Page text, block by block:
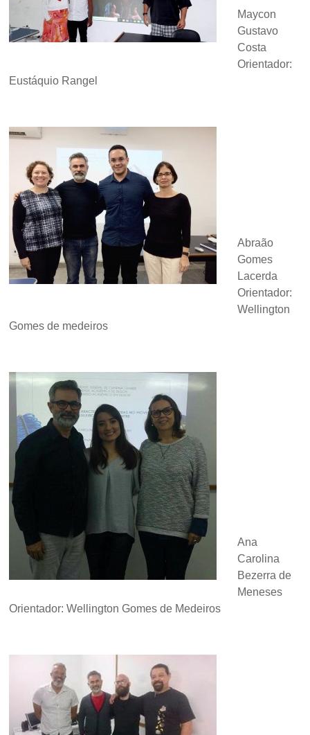
Maycon
Gustavo
Costa
Orientador:
Eustáquio Rangel
Abraão
Gomes
Lacerda
Orientador:
Wellington
Gomes de medeiros
Ana
Carolina
Bezerra de
Meneses
Orientador: Wellington Gomes de Medeiros